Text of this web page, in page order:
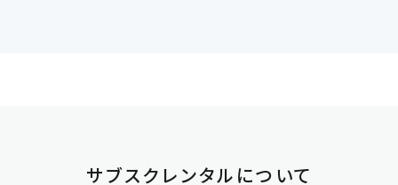
サブスクレンタルについて